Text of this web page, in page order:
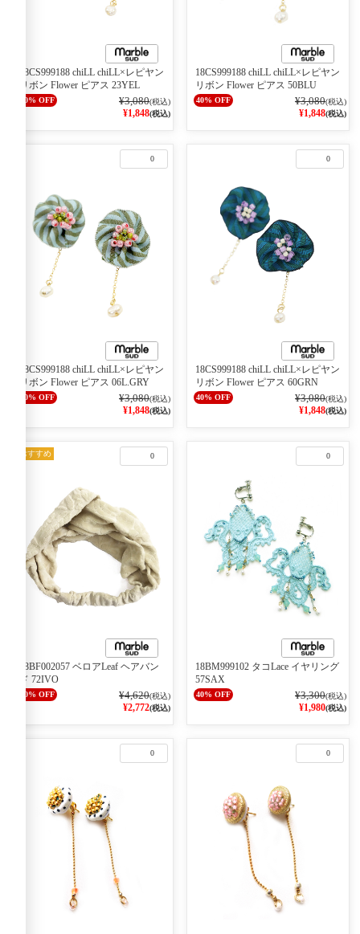
40% OFF
18CS999188 chiLL chiLL×レピヤン
リボン Flower ピアス 23YEL
¥3,080(税込)
¥1,848(税込)
40% OFF
18CS999188 chiLL chiLL×レピヤン
リボン Flower ピアス 50BLU
¥3,080(税込)
¥1,848(税込)
0
40% OFF
18CS999188 chiLL chiLL×レピヤン
リボン Flower ピアス 06L.GRY
¥3,080(税込)
¥1,848(税込)
0
40% OFF
18CS999188 chiLL chiLL×レピヤン
リボン Flower ピアス 60GRN
¥3,080(税込)
¥1,848(税込)
0
おすすめ
40% OFF
08BF002057 ベロアLeaf ヘアバン
ド 72IVO
¥4,620(税込)
¥2,772(税込)
0
40% OFF
18BM999102 タコLace イヤリング
57SAX
¥3,300(税込)
¥1,980(税込)
0 0